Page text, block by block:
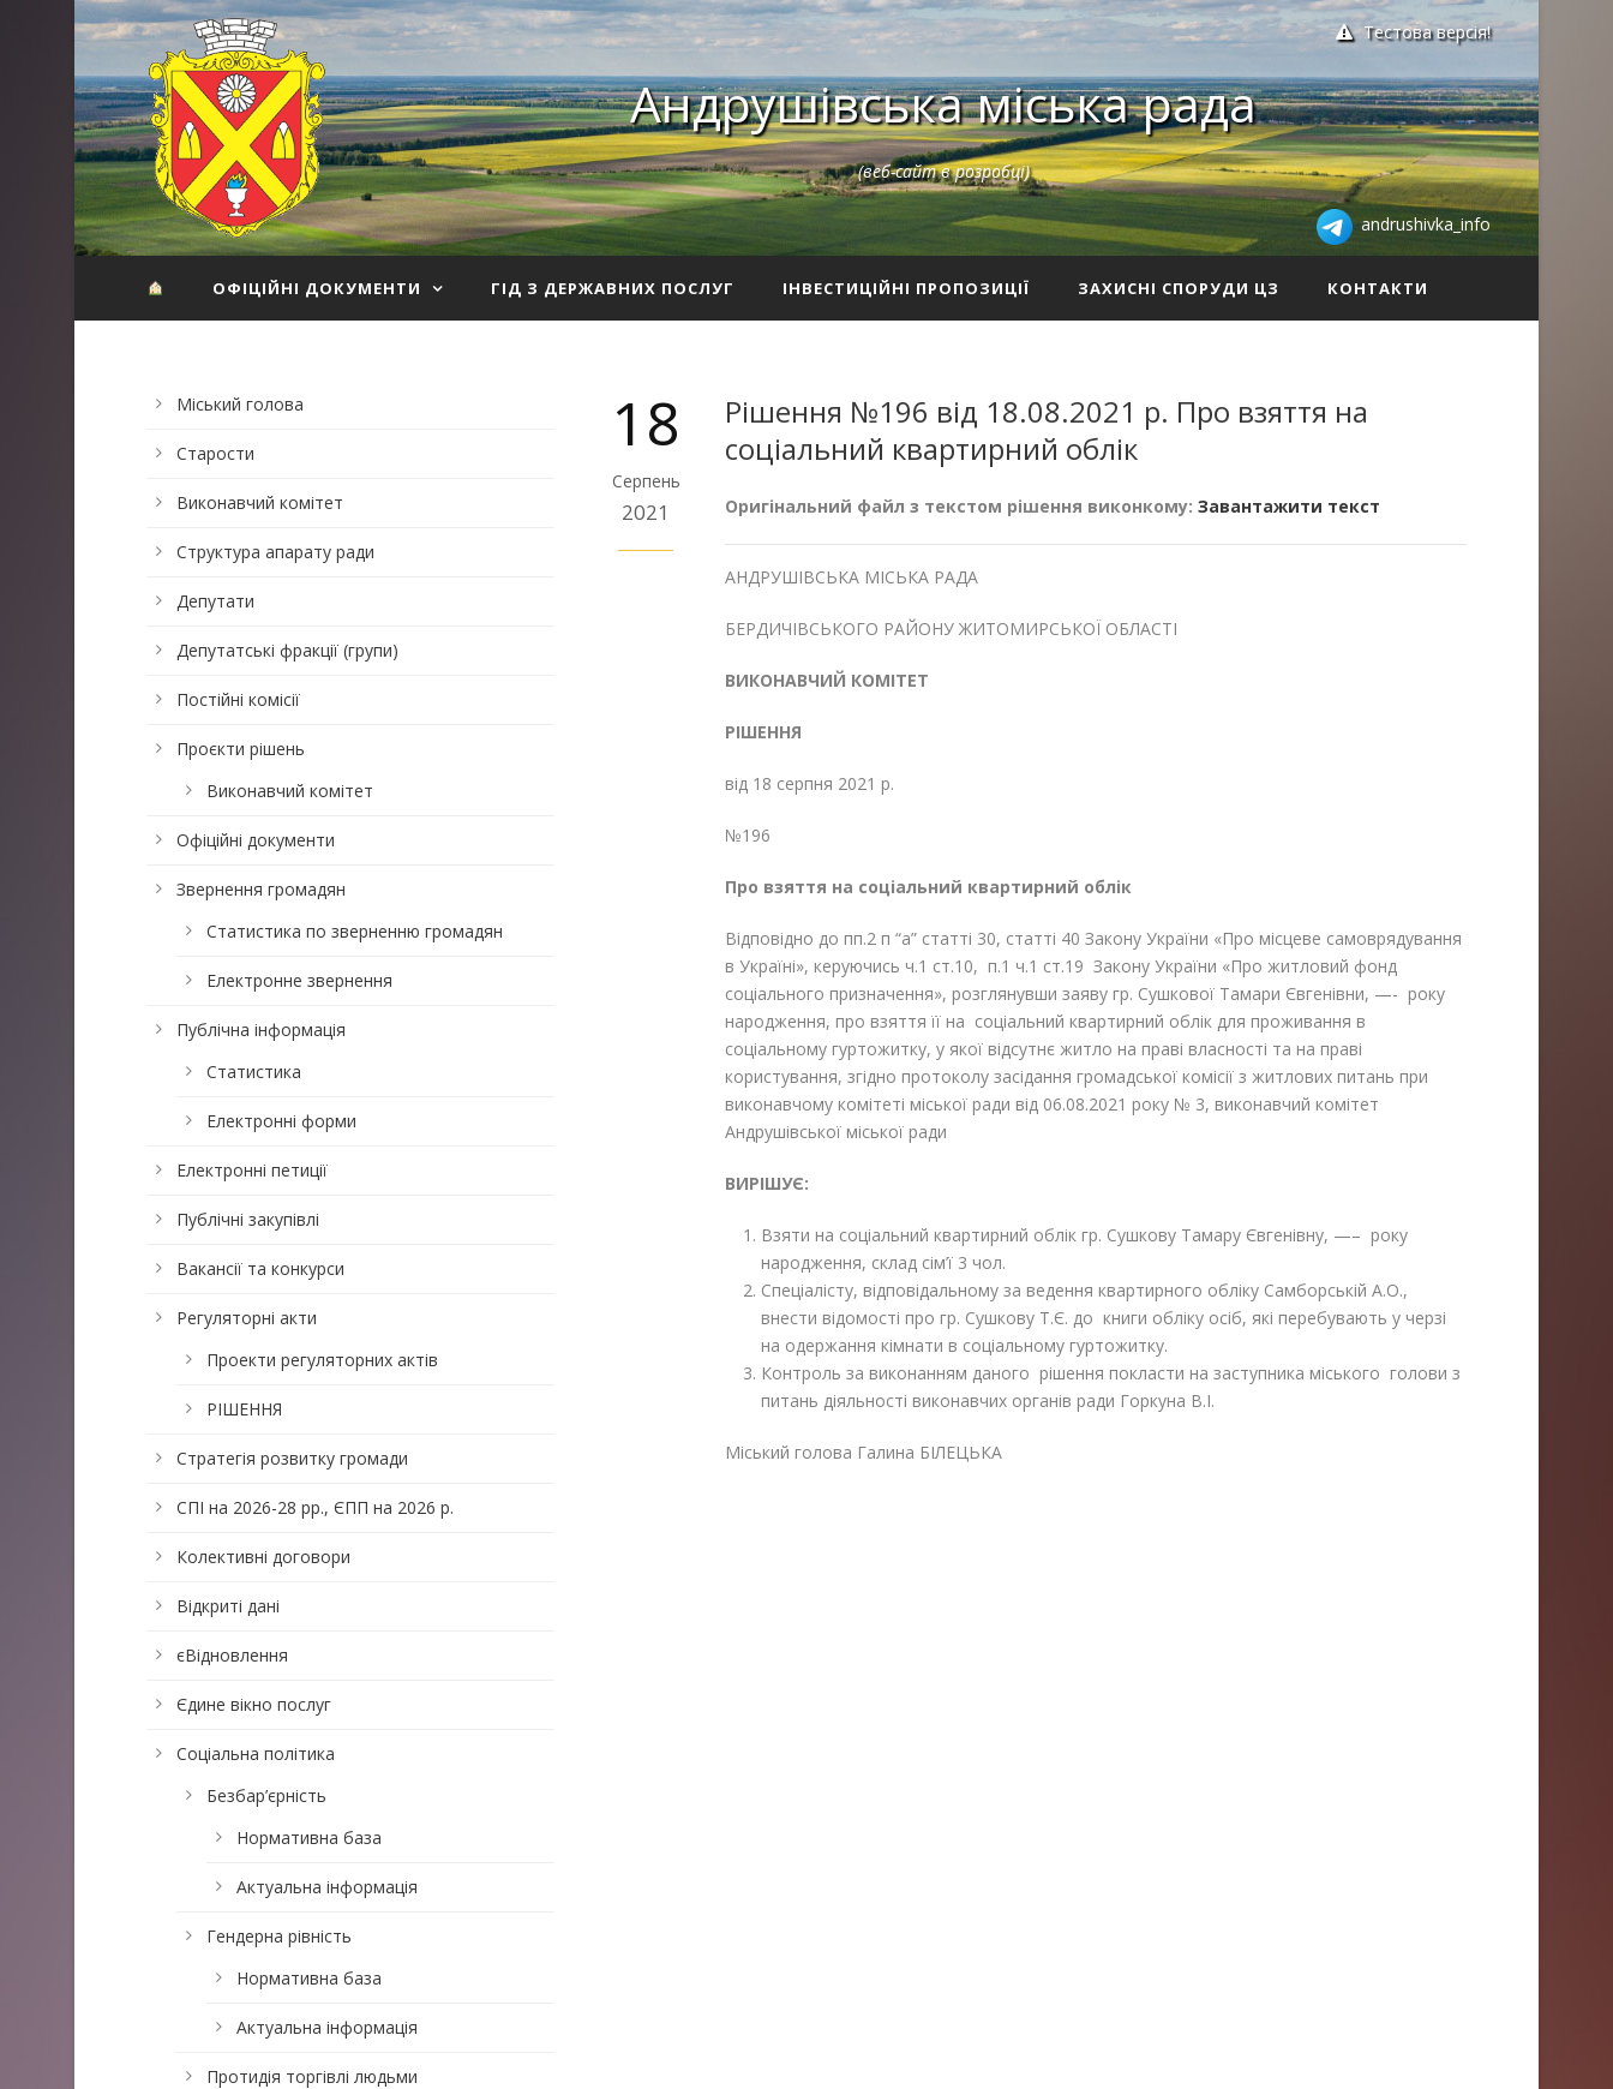
Тестова версія!
Андрушівська міська рада
(веб-сайт в розробці)
andrushivka_info
ОФІЦІЙНІ ДОКУМЕНТИ ГІД З ДЕРЖАВНИХ ПОСЛУГ ІНВЕСТИЦІЙНІ ПРОПОЗИЦІЇ ЗАХИСНІ СПОРУДИ ЦЗ КОНТАКТИ
18
Серпень
2021
Рішення №196 від 18.08.2021 р. Про взяття на
соціальний квартирний облік
Оригінальний файл з текстом рішення виконкому: Завантажити текст
АНДРУШІВСЬКА МІСЬКА РАДА
БЕРДИЧІВСЬКОГО РАЙОНУ ЖИТОМИРСЬКОЇ ОБЛАСТІ
ВИКОНАВЧИЙ КОМІТЕТ
РІШЕННЯ
від 18 серпня 2021 р.
№196
Про взяття на соціальний квартирний облік
Відповідно до пп.2 п “а” статті 30, статті 40 Закону України «Про місцеве самоврядування
в Україні», керуючись ч.1 ст.10, п.1 ч.1 ст.19 Закону України «Про житловий фонд
соціального призначення», розглянувши заяву гр. Сушкової Тамари Євгенівни, —- року
народження, про взяття її на соціальний квартирний облік для проживання в
соціальному гуртожитку, у якої відсутнє житло на праві власності та на праві
користування, згідно протоколу засідання громадської комісії з житлових питань при
виконавчому комітеті міської ради від 06.08.2021 року № 3, виконавчий комітет
Андрушівської міської ради
ВИРІШУЄ:
Взяти на соціальний квартирний облік гр. Сушкову Тамару Євгенівну, —– року
народження, склад сім’ї 3 чол.
Спеціалісту, відповідальному за ведення квартирного обліку Самборській А.О.,
внести відомості про гр. Сушкову Т.Є. до книги обліку осіб, які перебувають у черзі
на одержання кімнати в соціальному гуртожитку.
Контроль за виконанням даного рішення покласти на заступника міського голови з
питань діяльності виконавчих органів ради Горкуна В.І.
Міський голова Галина БІЛЕЦЬКА
Міський голова
Старости
Виконавчий комітет
Структура апарату ради
Депутати
Депутатські фракції (групи)
Постійні комісії
Проєкти рішень
Виконавчий комітет
Офіційні документи
Звернення громадян
Статистика по зверненню громадян
Електронне звернення
Публічна інформація
Статистика
Електронні форми
Електронні петиції
Публічні закупівлі
Вакансії та конкурси
Регуляторні акти
Проекти регуляторних актів
РІШЕННЯ
Стратегія розвитку громади
СПІ на 2026-28 рр., ЄПП на 2026 р.
Колективні договори
Відкриті дані
єВідновлення
Єдине вікно послуг
Соціальна політика
Безбар’єрність
Нормативна база
Актуальна інформація
Гендерна рівність
Нормативна база
Актуальна інформація
Протидія торгівлі людьми